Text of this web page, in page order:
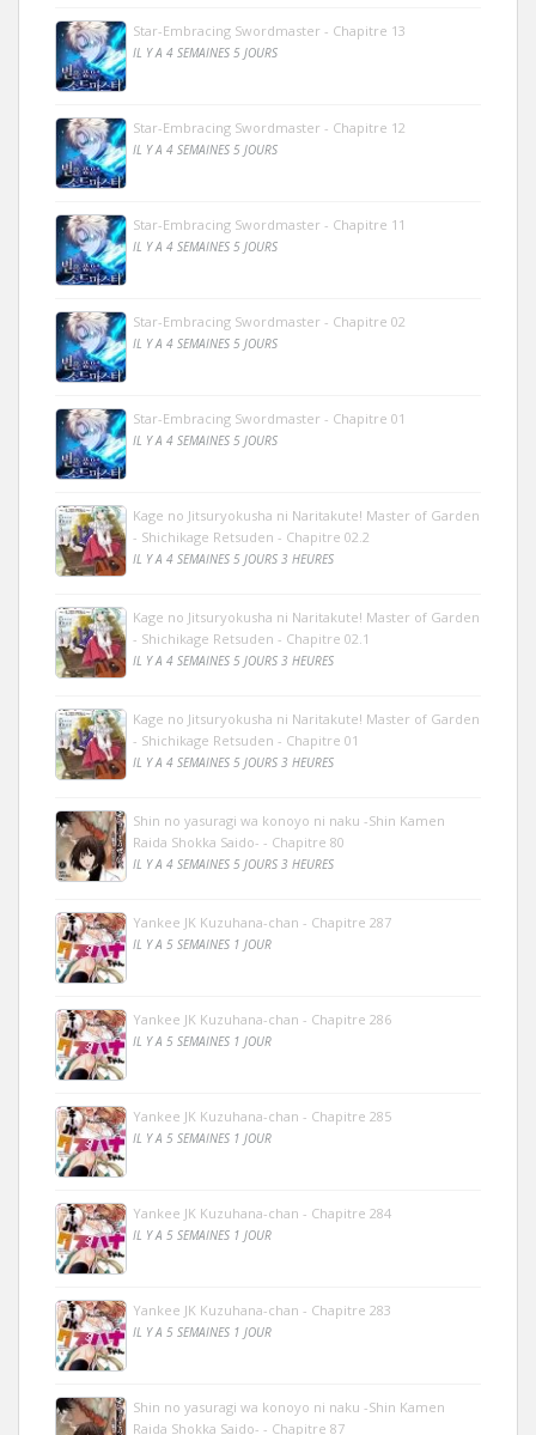
Star-Embracing Swordmaster - Chapitre 13
IL Y A 4 SEMAINES 5 JOURS
Star-Embracing Swordmaster - Chapitre 12
IL Y A 4 SEMAINES 5 JOURS
Star-Embracing Swordmaster - Chapitre 11
IL Y A 4 SEMAINES 5 JOURS
Star-Embracing Swordmaster - Chapitre 02
IL Y A 4 SEMAINES 5 JOURS
Star-Embracing Swordmaster - Chapitre 01
IL Y A 4 SEMAINES 5 JOURS
Kage no Jitsuryokusha ni Naritakute! Master of Garden
- Shichikage Retsuden - Chapitre 02.2
IL Y A 4 SEMAINES 5 JOURS 3 HEURES
Kage no Jitsuryokusha ni Naritakute! Master of Garden
- Shichikage Retsuden - Chapitre 02.1
IL Y A 4 SEMAINES 5 JOURS 3 HEURES
Kage no Jitsuryokusha ni Naritakute! Master of Garden
- Shichikage Retsuden - Chapitre 01
IL Y A 4 SEMAINES 5 JOURS 3 HEURES
Shin no yasuragi wa konoyo ni naku -Shin Kamen
Raida Shokka Saido- - Chapitre 80
IL Y A 4 SEMAINES 5 JOURS 3 HEURES
Yankee JK Kuzuhana-chan - Chapitre 287
IL Y A 5 SEMAINES 1 JOUR
Yankee JK Kuzuhana-chan - Chapitre 286
IL Y A 5 SEMAINES 1 JOUR
Yankee JK Kuzuhana-chan - Chapitre 285
IL Y A 5 SEMAINES 1 JOUR
Yankee JK Kuzuhana-chan - Chapitre 284
IL Y A 5 SEMAINES 1 JOUR
Yankee JK Kuzuhana-chan - Chapitre 283
IL Y A 5 SEMAINES 1 JOUR
Shin no yasuragi wa konoyo ni naku -Shin Kamen
Raida Shokka Saido- - Chapitre 87